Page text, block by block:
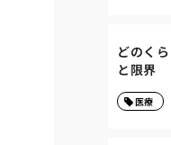
どのく
と限界
医療